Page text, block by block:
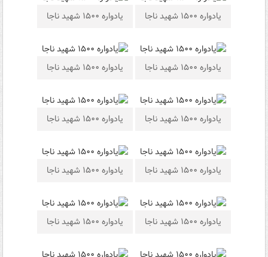
یادواره ۱۵۰۰ شهید ناجا یادواره ۱۵۰۰ شهید ناجا
یادواره ۱۵۰۰ شهید ناجا یادواره ۱۵۰۰ شهید ناجا
یادواره ۱۵۰۰ شهید ناجا یادواره ۱۵۰۰ شهید ناجا
یادواره ۱۵۰۰ شهید ناجا یادواره ۱۵۰۰ شهید ناجا
یادواره ۱۵۰۰ شهید ناجا یادواره ۱۵۰۰ شهید ناجا